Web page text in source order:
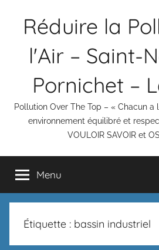
Réduire la
l'Air – Saint-
Pornichet –
Pollution Over The Top – « Chacun
environnement équilibré et
VOULOIR SAVOIR et
Menu
Étiquette : bassin industriel